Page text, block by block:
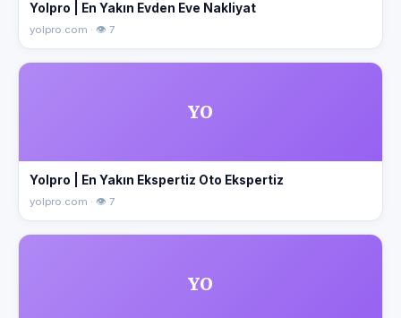
Yolpro | En Yakın Evden Eve Nakliyat
yolpro.com · 👁 7
YO
Yolpro | En Yakın Ekspertiz Oto Ekspertiz
yolpro.com · 👁 7
YO